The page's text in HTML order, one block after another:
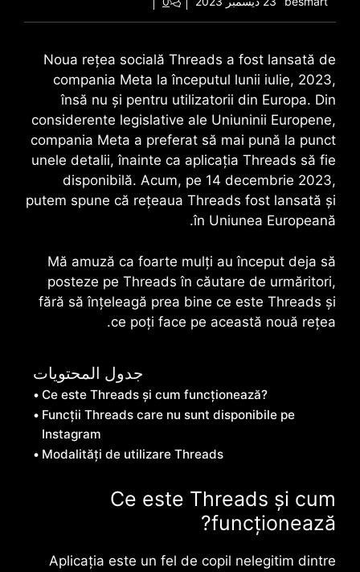
Noua rețea socială Threads a fost lansată de
compania Meta la începutul lunii iulie, 2023,
însă nu și pentru utilizatorii din Europa. Din
considerente legislative ale Uniuninii Europene,
compania Meta a preferat să mai pună la punct
unele detalii, înainte ca aplicația Threads să fie
disponibilă. Acum, pe 14 decembrie 2023,
putem spune că rețeaua Threads fost lansată și
în Uniunea Europeană.
Mă amuză ca foarte mulți au început deja să
posteze pe Threads în căutare de urmăritori,
fără să înțeleagă prea bine ce este Threads și
ce poți face pe această nouă rețea.
جدول المحتويات
Ce este Threads și cum funcționează?
Funcții Threads care nu sunt disponibile pe
Instagram
Modalități de utilizare Threads
Ce este Threads și cum
funcționează?
Aplicația este un fel de copil nelegitim dintre